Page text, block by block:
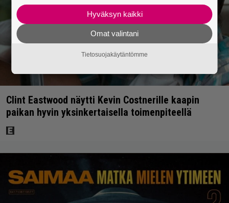
Clint Eastwood näytti Kevin Costnerille kaapin
paikan hyvin yksinkertaisella toimenpiteellä
Hyväksyn kaikki
Omat valintani
Tietosuojakäytäntömme